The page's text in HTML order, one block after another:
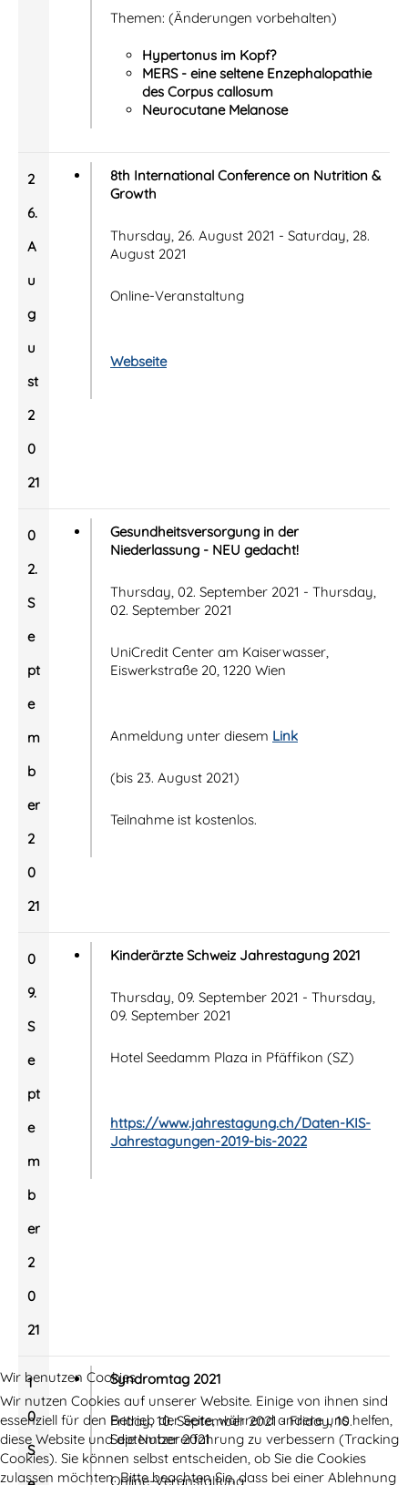
Themen: (Änderungen vorbehalten)
Hypertonus im Kopf?
MERS - eine seltene Enzephalopathie
des Corpus callosum
Neurocutane Melanose
2
6.
A
u
g
u
st
2
0
21
8th International Conference on Nutrition &
Growth
Thursday, 26. August 2021 - Saturday, 28.
August 2021
Online-Veranstaltung
Webseite
0
2.
S
e
pt
e
m
b
er
2
0
21
Gesundheitsversorgung in der
Niederlassung - NEU gedacht!
Thursday, 02. September 2021 - Thursday,
02. September 2021
UniCredit Center am Kaiserwasser,
Eiswerkstraße 20, 1220 Wien
Anmeldung unter diesem Link
(bis 23. August 2021)
Teilnahme ist kostenlos.
0
9.
S
e
pt
e
m
b
er
2
0
21
Kinderärzte Schweiz Jahrestagung 2021
Thursday, 09. September 2021 - Thursday,
09. September 2021
Hotel Seedamm Plaza in Pfäffikon (SZ)
https://www.jahrestagung.ch/Daten-KIS-
Jahrestagungen-2019-bis-2022
1
0.
S
Syndromtag 2021
Friday, 10. September 2021 - Friday, 10.
September 2021
Online-Veranstaltung
Wir benutzen Cookies
Wir nutzen Cookies auf unserer Website. Einige von ihnen sind
essenziell für den Betrieb der Seite, während andere uns helfen,
diese Website und die Nutzererfahrung zu verbessern (Tracking
Cookies). Sie können selbst entscheiden, ob Sie die Cookies
zulassen möchten. Bitte beachten Sie, dass bei einer Ablehnung